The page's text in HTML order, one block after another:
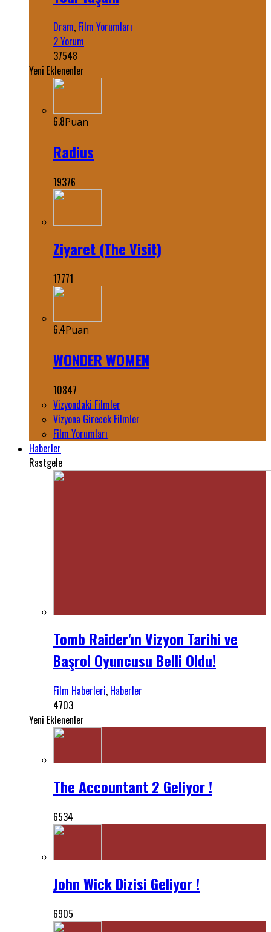
Dram, Film Yorumları
2 Yorum
37548
Yeni Eklenenler
6.8Puan
Radius
19376
Ziyaret (The Visit)
17771
6.4Puan
WONDER WOMEN
10847
Vizyondaki Filmler
Vizyona Girecek Filmler
Film Yorumları
Haberler
Rastgele
Tomb Raider'ın Vizyon Tarihi ve
Başrol Oyuncusu Belli Oldu!
Film Haberleri, Haberler
4703
Yeni Eklenenler
The Accountant 2 Geliyor !
6534
John Wick Dizisi Geliyor !
6905